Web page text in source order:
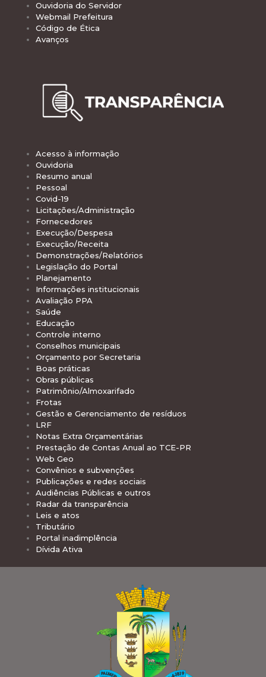
Ouvidoria do Servidor
Webmail Prefeitura
Código de Ética
Avanços
Acesso à informação
Ouvidoria
Resumo anual
Pessoal
Covid-19
Licitações/Administração
Fornecedores
Execução/Despesa
Execução/Receita
Demonstrações/Relatórios
Legislação do Portal
Planejamento
Informações institucionais
Avaliação PPA
Saúde
Educação
Controle interno
Conselhos municipais
Orçamento por Secretaria
Boas práticas
Obras públicas
Patrimônio/Almoxarifado
Frotas
Gestão e Gerenciamento de resíduos
LRF
Notas Extra Orçamentárias
Prestação de Contas Anual ao TCE-PR
Web Geo
Convênios e subvenções
Publicações e redes sociais
Audiências Públicas e outros
Radar da transparência
Leis e atos
Tributário
Portal inadimplência
Dívida Ativa